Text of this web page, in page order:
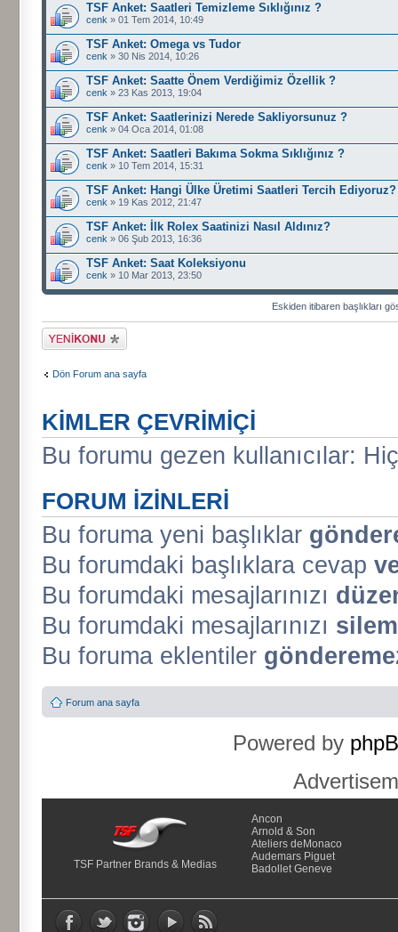
TSF Anket: Saatleri Temizleme Sıklığınız ?
cenk » 01 Tem 2014, 10:49
TSF Anket: Omega vs Tudor
cenk » 30 Nis 2014, 10:26
TSF Anket: Saatte Önem Verdiğimiz Özellik ?
cenk » 23 Kas 2013, 19:04
TSF Anket: Saatlerinizi Nerede Sakliyorsunuz ?
cenk » 04 Oca 2014, 01:08
TSF Anket: Saatleri Bakıma Sokma Sıklığınız ?
cenk » 10 Tem 2014, 15:31
TSF Anket: Hangi Ülke Üretimi Saatleri Tercih Ediyoruz?
cenk » 19 Kas 2012, 21:47
TSF Anket: İlk Rolex Saatinizi Nasıl Aldınız?
cenk » 06 Şub 2013, 16:36
TSF Anket: Saat Koleksiyonu
cenk » 10 Mar 2013, 23:50
Eskiden itibaren başlıkları
Yeni bir başlık
gönder
Dön Forum ana sayfa
KIMLER ÇEVRIMIÇI
Bu forumu gezen kullanıcılar:
FORUM IZINLERI
Bu foruma yeni başlıklar
Bu forumdaki başlıklara cevap
Bu forumdaki mesajlarınızı
Bu forumdaki mesajlarınızı
Bu foruma eklentiler
Forum ana sayfa
Powered by
TSF Partner Brands & Medias
Ancon
Arnold & Son
Ateliers deMonaco
Audemars Piguet
Badollet Geneve